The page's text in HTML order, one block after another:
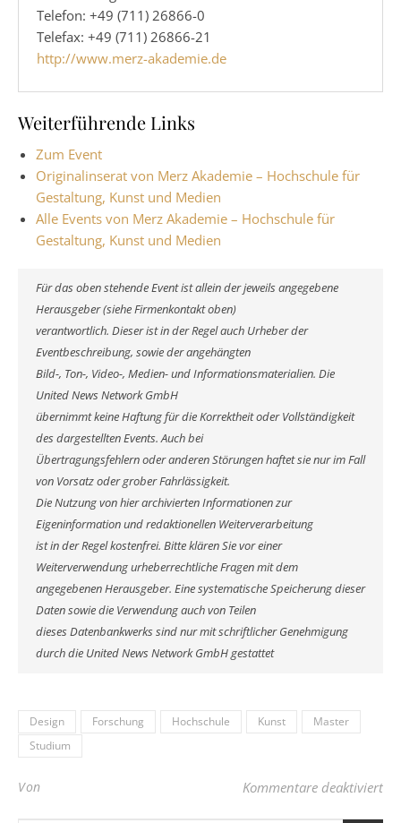
Telefon: +49 (711) 26866-0
Telefax: +49 (711) 26866-21
http://www.merz-akademie.de
Weiterführende Links
Zum Event
Originalinserat von Merz Akademie – Hochschule für
Gestaltung, Kunst und Medien
Alle Events von Merz Akademie – Hochschule für
Gestaltung, Kunst und Medien
Für das oben stehende Event ist allein der jeweils angegebene
Herausgeber (siehe Firmenkontakt oben)
verantwortlich. Dieser ist in der Regel auch Urheber der
Eventbeschreibung, sowie der angehängten
Bild-, Ton-, Video-, Medien- und Informationsmaterialien. Die
United News Network GmbH
übernimmt keine Haftung für die Korrektheit oder Vollständigkeit
des dargestellten Events. Auch bei
Übertragungsfehlern oder anderen Störungen haftet sie nur im Fall
von Vorsatz oder grober Fahrlässigkeit.
Die Nutzung von hier archivierten Informationen zur
Eigeninformation und redaktionellen Weiterverarbeitung
ist in der Regel kostenfrei. Bitte klären Sie vor einer
Weiterverwendung urheberrechtliche Fragen mit dem
angegebenen Herausgeber. Eine systematische Speicherung dieser
Daten sowie die Verwendung auch von Teilen
dieses Datenbankwerks sind nur mit schriftlicher Genehmigung
durch die United News Network GmbH gestattet
Design Forschung Hochschule Kunst
Master
Studium
Von Kommentare deaktiviertfür